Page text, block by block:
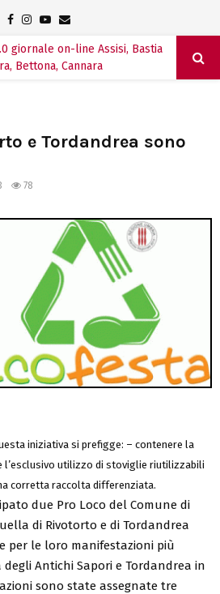
Facebook
Instagram
Youtube
Email
e Tordandrea sono
78
iniziativa si prefigge: – contenere la
l’esclusivo utilizzo di stoviglie riutilizzabili
corretta raccolta differenziata.
due Pro Loco del Comune di
di Rivotorto e di Tordandrea
per le loro manifestazioni più
degli Antichi Sapori e Tordandrea in
sono state assegnate tre